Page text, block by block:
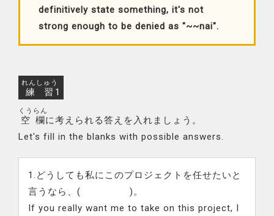
definitively state something, it's not
strong enough to be denied as "~~nai".
練習
れんしゅう
1
空欄
くうらん
に考えられる答えを入れましょう。
Let's fill in the blanks with possible answers.
1.どうしても私にこのプロジェクトを任せたいと
言うなら、( )。
If you really want me to take on this project, I